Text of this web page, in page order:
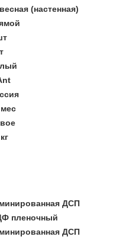
(настенная)
ДСП
пленочный
ДСП